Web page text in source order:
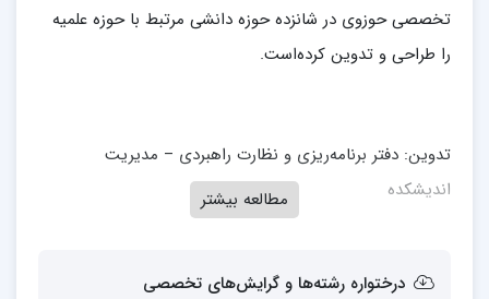
تخصصی حوزوی در شانزده حوزه دانشی مرتبط با حوزه علمیه
را طراحی و تدوین کرده‌است.
تدوین: دفتر برنامه‌ریزی و نظارت راهبردی – مدیریت
اندیشکده
مطالعه بیشتر
درختواره رشته‌ها و گرایش‌های تخصصی